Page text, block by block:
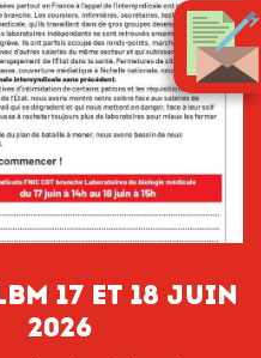
17 ET 18 JUIN
2026